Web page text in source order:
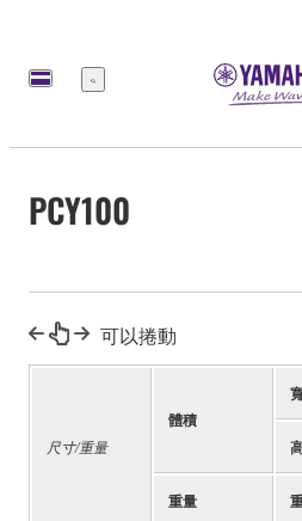
選
PCY100
可以捲動
尺寸/重量
體積
重量